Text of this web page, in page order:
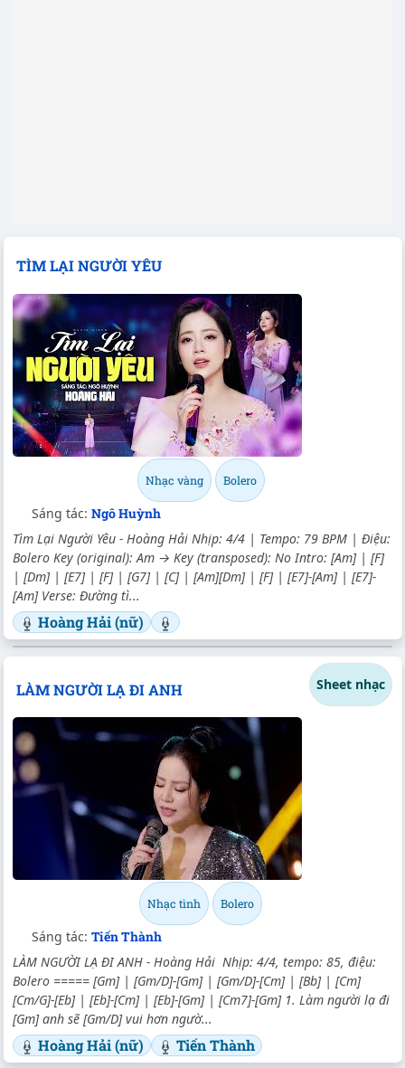
TÌM LẠI NGƯỜI YÊU
Nhạc vàng Bolero
Sáng tác: Ngô Huỳnh
Tìm Lại Người Yêu - Hoàng Hải Nhịp: 4/4 | Tempo: 79 BPM | Điệu:
Bolero Key (original): Am → Key (transposed): No Intro: [Am] | [F]
| [Dm] | [E7] | [F] | [G7] | [C] | [Am][Dm] | [F] | [E7]-[Am] | [E7]-
[Am] Verse: Đường tì...
Hoàng Hải (nữ)
LÀM NGƯỜI LẠ ĐI ANH Sheet nhạc
Nhạc tình Bolero
Sáng tác: Tiến Thành
LÀM NGƯỜI LẠ ĐI ANH - Hoàng Hải Nhịp: 4/4, tempo: 85, điệu:
Bolero ===== [Gm] | [Gm/D]-[Gm] | [Gm/D]-[Cm] | [Bb] | [Cm]
[Cm/G]-[Eb] | [Eb]-[Cm] | [Eb]-[Gm] | [Cm7]-[Gm] 1. Làm người lạ đi
[Gm] anh sẽ [Gm/D] vui hơn ngườ...
Hoàng Hải (nữ) Tiến Thành